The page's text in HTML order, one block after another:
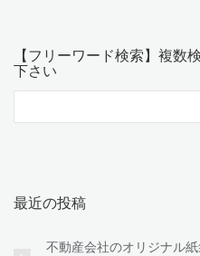
【フリーワード検索】複数
下さい
最近の投稿
不動産会社のオリジナル